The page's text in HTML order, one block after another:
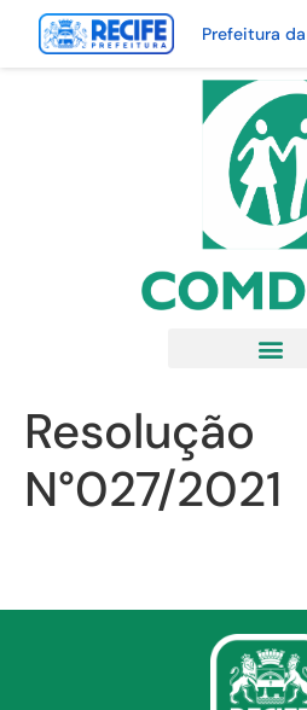
Prefeitura
Resolução
N°027/2021